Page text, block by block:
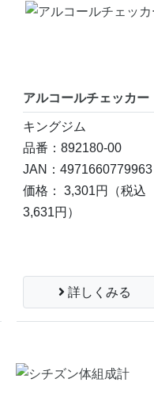
アルコールチェッカー
キングジム
品番：892180-00
JAN：4971660779963
価格： 3,301円
（税込
3,631円）
詳しくみる